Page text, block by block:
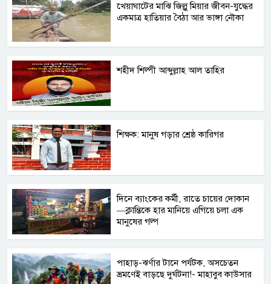
‎খেয়াঘাটের মাঝি জিল্লু মিয়ার জীবন-যুদ্ধের
একমাত্র হাতিয়ার বৈঠা আর ভাঙ্গা নৌকা
শহীদ শিল্পী আব্দুল্লাহ আল তাহির
শিক্ষক: মানুষ গড়ার শ্রেষ্ঠ কারিগর
দিনে ব্যাংকের কর্মী, রাতে চায়ের দোকান
—ক্লান্তিকে হার মানিয়ে এগিয়ে চলা এক
মানুষের গল্প
পাহাড়-ঝর্ণার টানে পর্যটক, অসচেতন
ভ্রমণেই বাড়ছে দুর্ঘটনা!- মাহাবুব কাউসার